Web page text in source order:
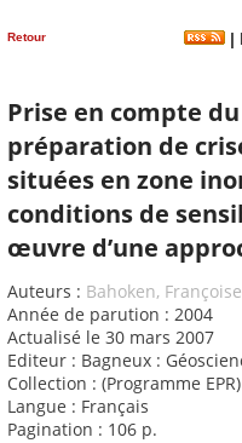
Retour |
Prise en compte
préparation de
situées en zone
conditions de
œuvre d’une
Auteurs : Bahoken, Françoise
Année de parution : 2004
Actualisé le 30 mars 2007
Editeur : Bagneux :
Collection : (Programme EPR)
Langue : Français
Pagination : 106 p.